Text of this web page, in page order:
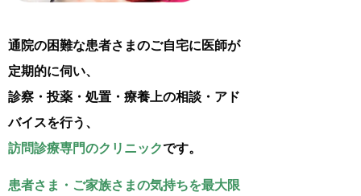
通院の困難な患者さまのご自宅に医師が
定期的に伺い、
診察・投薬・処置・療養上の相談・アド
バイスを行う、
訪問診療専門のクリニックです。
患者さま・ご家族さまの気持ちを最大限